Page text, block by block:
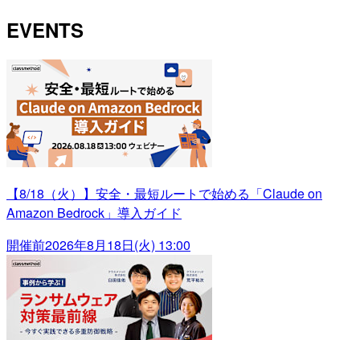
EVENTS
【8/18（火）】安全・最短ルートで始める「Claude on
Amazon Bedrock」導入ガイド
開催前2026年8月18日(火) 13:00